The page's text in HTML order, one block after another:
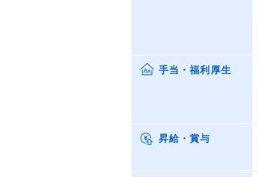
手当・福利厚生
昇給・賞与